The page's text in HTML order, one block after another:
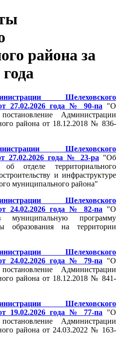
района за
Шелеховского
27.02.2026 года № 90-па
"О
Администрации
района от 18.12.2018 № 836-
Шелеховского
27.02.2026 года № 23-ра "Об
отделе территориального
и инфраструктуре
муниципального района"
Шелеховского
24.02.2026 года № 82-па
"О
программу
образования на территории
Шелеховского
24.02.2026 года № 79-па
"О
Администрации
района от 18.12.2018 № 841-
Шелеховского
19.02.2026 года № 77-па "О
Администрации
района от 24.03.2022 № 163-